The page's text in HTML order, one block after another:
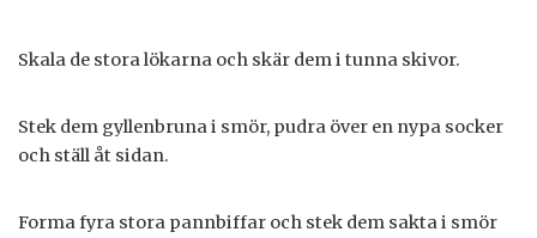
Skala de stora lökarna och skär dem i tunna skivor.
Stek dem gyllenbruna i smör, pudra över en nypa socker
och ställ åt sidan.
Forma fyra stora pannbiffar och stek dem sakta i smör